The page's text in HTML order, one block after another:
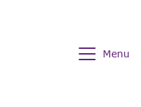
Menu